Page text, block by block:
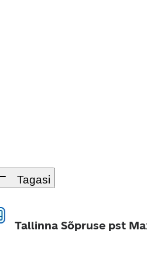
Tagasi
Tallinna Sõpruse pst